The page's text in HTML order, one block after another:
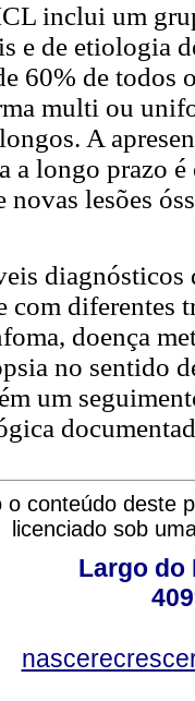
inclui um
e de etiologia
60% de todos
multi ou
A
a longo prazo
novas lesões
com diferentes
doença
no sentido
um
o conteúdo deste
licenciado sob
Largo do